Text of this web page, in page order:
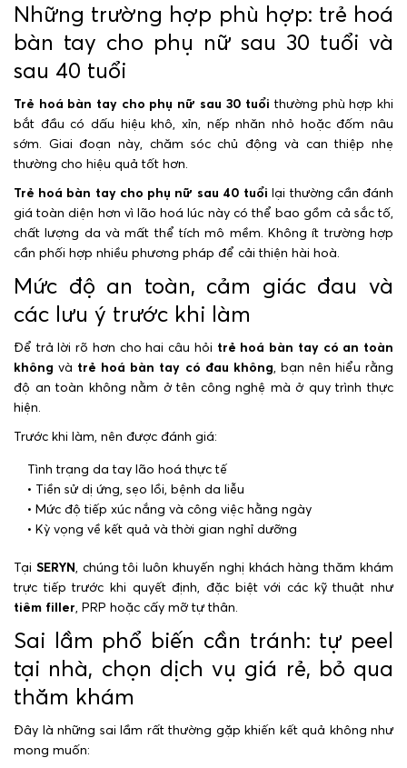
Những trường hợp phù hợp: trẻ hoá
bàn tay cho phụ nữ sau 30 tuổi và
sau 40 tuổi
Trẻ hoá bàn tay cho phụ nữ sau 30 tuổi thường phù hợp khi
bắt đầu có dấu hiệu khô, xỉn, nếp nhăn nhỏ hoặc đốm nâu
sớm. Giai đoạn này, chăm sóc chủ động và can thiệp nhẹ
thường cho hiệu quả tốt hơn.
Trẻ hoá bàn tay cho phụ nữ sau 40 tuổi lại thường cần đánh
giá toàn diện hơn vì lão hoá lúc này có thể bao gồm cả sắc tố,
chất lượng da và mất thể tích mô mềm. Không ít trường hợp
cần phối hợp nhiều phương pháp để cải thiện hài hoà.
Mức độ an toàn, cảm giác đau và
các lưu ý trước khi làm
Để trả lời rõ hơn cho hai câu hỏi trẻ hoá bàn tay có an toàn
không và trẻ hoá bàn tay có đau không, bạn nên hiểu rằng
độ an toàn không nằm ở tên công nghệ mà ở quy trình thực
hiện.
Trước khi làm, nên được đánh giá:
Tình trạng da tay lão hoá thực tế
• Tiền sử dị ứng, sẹo lồi, bệnh da liễu
• Mức độ tiếp xúc nắng và công việc hằng ngày
• Kỳ vọng về kết quả và thời gian nghỉ dưỡng
Tại SERYN, chúng tôi luôn khuyến nghị khách hàng thăm khám
trực tiếp trước khi quyết định, đặc biệt với các kỹ thuật như
tiêm filler, PRP hoặc cấy mỡ tự thân.
Sai lầm phổ biến cần tránh: tự peel
tại nhà, chọn dịch vụ giá rẻ, bỏ qua
thăm khám
Đây là những sai lầm rất thường gặp khiến kết quả không như
mong muốn: